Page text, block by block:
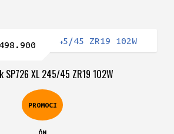
SP726 XL 245/45 ZR19 102W
PROMOCI
ÓN
498.900
actual
es:
$498.900.